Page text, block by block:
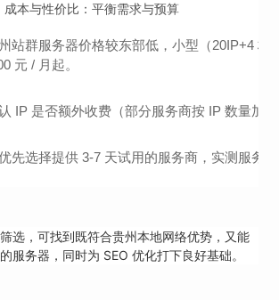
成本与性价比：平衡需求与预算
州站群服务器价格较东部低，小型（20IP+4
元 / 月起。
认 IP 是否额外收费（部分服务商按 IP 数量加
优先选择提供 3-7 天试用的服务商，实测服务
选，可找到既符合贵州本地网络优势，又能
服务器，同时为 SEO 优化打下良好基础。